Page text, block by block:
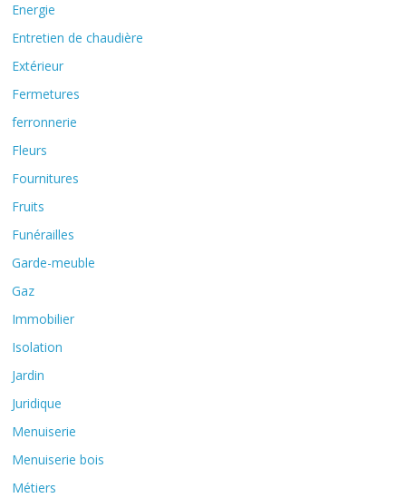
Energie
Entretien de chaudière
Extérieur
Fermetures
ferronnerie
Fleurs
Fournitures
Fruits
Funérailles
Garde-meuble
Gaz
Immobilier
Isolation
Jardin
Juridique
Menuiserie
Menuiserie bois
Métiers